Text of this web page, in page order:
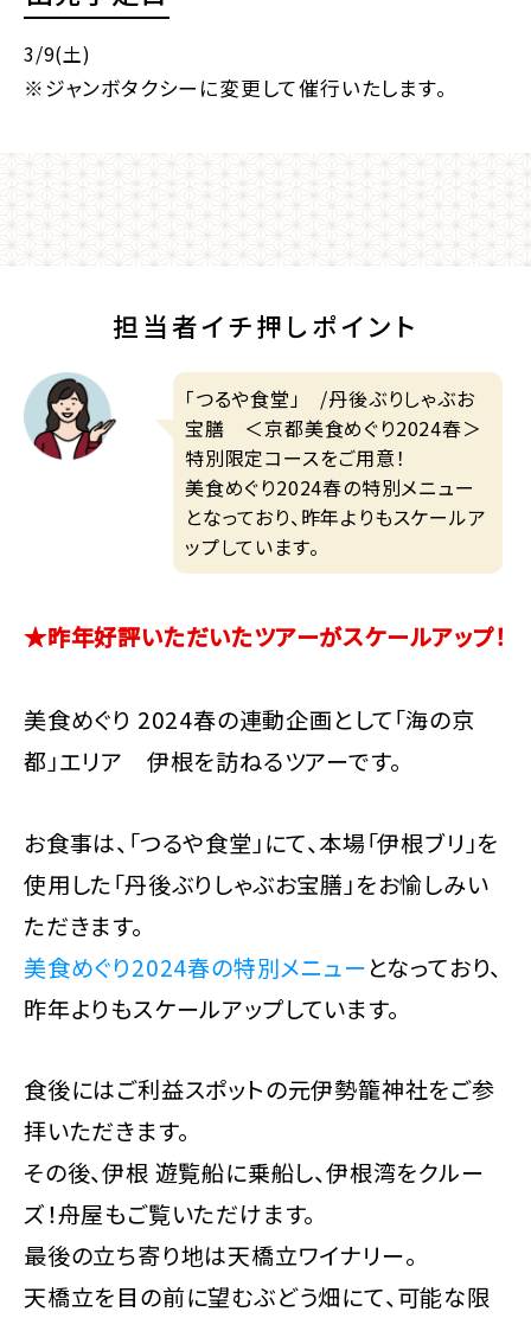
3/9(土)
※ジャンボタクシーに変更して催行いたします。
担当者イチ押しポイント
「つるや食堂」 /丹後ぶりしゃぶお
宝膳 ＜京都美食めぐり2024春＞
特別限定コースをご用意！
美食めぐり2024春の特別メニュー
となっており、昨年よりもスケールア
ップしています。
★昨年好評いただいたツアーがスケールアップ！
美食めぐり 2024春の連動企画として「海の京
都」エリア 伊根を訪ねるツアーです。
お食事は、「つるや食堂」にて、本場「伊根ブリ」を
使用した「丹後ぶりしゃぶお宝膳」をお愉しみい
ただきます。
美食めぐり2024春の特別メニューとなっており、
昨年よりもスケールアップしています。
食後にはご利益スポットの元伊勢籠神社をご参
拝いただきます。
その後、伊根 遊覧船に乗船し、伊根湾をクルー
ズ！舟屋もご覧いただけます。
最後の立ち寄り地は天橋立ワイナリー。
天橋立を目の前に望むぶどう畑にて、可能な限